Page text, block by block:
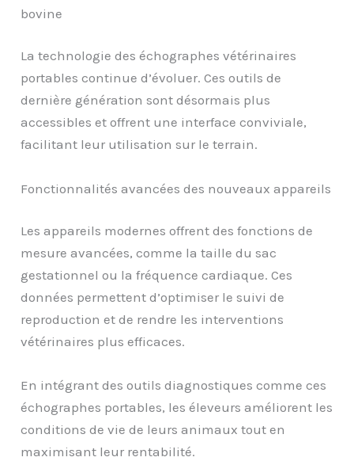
bovine
La technologie des échographes vétérinaires
portables continue d’évoluer. Ces outils de
dernière génération sont désormais plus
accessibles et offrent une interface conviviale,
facilitant leur utilisation sur le terrain.
Fonctionnalités avancées des nouveaux appareils
Les appareils modernes offrent des fonctions de
mesure avancées, comme la taille du sac
gestationnel ou la fréquence cardiaque. Ces
données permettent d’optimiser le suivi de
reproduction et de rendre les interventions
vétérinaires plus efficaces.
En intégrant des outils diagnostiques comme ces
échographes portables, les éleveurs améliorent les
conditions de vie de leurs animaux tout en
maximisant leur rentabilité.